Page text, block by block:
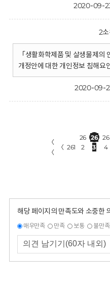
2020-09-
2
「생활화학제품 및 살생물제
개정안에 대한 개인정보 침해요
2020-09-
〈
〈
〈 261
26
2
26
3
26
4
해당 페이지의 만족도와 소중한
매우만족 만족 보통 불만족